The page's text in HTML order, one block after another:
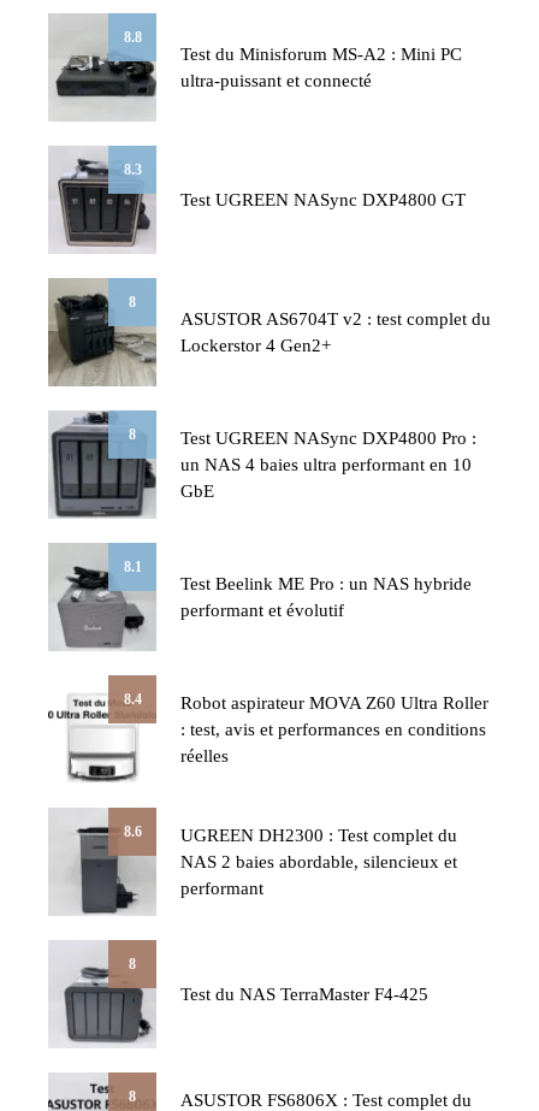
8.8
Test du Minisforum MS-A2 : Mini PC
ultra-puissant et connecté
8.3
Test UGREEN NASync DXP4800 GT
8
ASUSTOR AS6704T v2 : test complet du
Lockerstor 4 Gen2+
8
Test UGREEN NASync DXP4800 Pro :
un NAS 4 baies ultra performant en 10
GbE
8.1
Test Beelink ME Pro : un NAS hybride
performant et évolutif
8.4
Robot aspirateur MOVA Z60 Ultra Roller
: test, avis et performances en conditions
réelles
8.6
UGREEN DH2300 : Test complet du
NAS 2 baies abordable, silencieux et
performant
8
Test du NAS TerraMaster F4-425
8
ASUSTOR FS6806X : Test complet du